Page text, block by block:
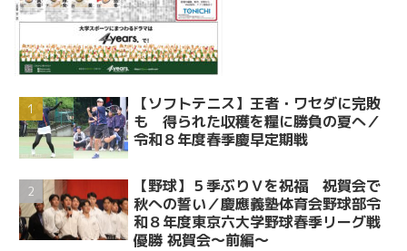
【ソフトテニス】王者・ワセダに完敗
も 得られた収穫を糧に勝負の夏へ／
令和８年度春季慶早定期戦
【野球】５季ぶりＶを祝福 祝賀会で
秋への誓い／慶應義塾体育会野球部令
和８年度東京六大学野球春季リーグ戦
優勝 祝賀会～前編～